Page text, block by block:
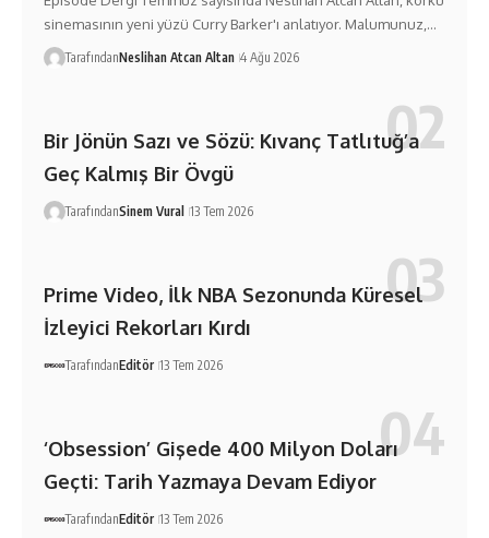
sinemasının yeni yüzü Curry Barker'ı anlatıyor. Malumunuz,…
TarafındanNeslihan Atcan Altan 4 Ağu 2026
Bir Jönün Sazı ve Sözü: Kıvanç Tatlıtuğ’a
Geç Kalmış Bir Övgü
TarafındanSinem Vural 13 Tem 2026
Prime Video, İlk NBA Sezonunda Küresel
İzleyici Rekorları Kırdı
TarafındanEditör 13 Tem 2026
‘Obsession’ Gişede 400 Milyon Doları
Geçti: Tarih Yazmaya Devam Ediyor
TarafındanEditör 13 Tem 2026